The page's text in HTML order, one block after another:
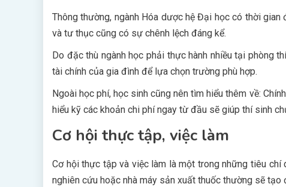
Thông thường, ngành Hóa dược hệ Đại học có thời
và tư thục cũng có sự chênh lệch đáng kể.
Do đặc thù ngành học phải thực hành nhiều tại phòng
tài chính của gia đình để lựa chọn trường phù hợp.
Ngoài học phí, học sinh cũng nên tìm hiểu thêm về:
hiểu kỹ các khoản chi phí ngay từ đầu sẽ giúp thí sinh
Cơ hội thực tập, việc làm
Cơ hội thực tập và việc làm là một trong những tiêu
nghiên cứu hoặc nhà máy sản xuất thuốc thường sẽ